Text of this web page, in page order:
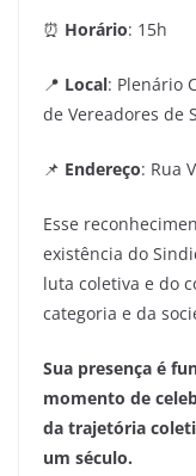
⏰ Horário: 15h
📍 Local: Plenário
de Vereadores de
📌 Endereço: Rua
Esse
existência do
luta coletiva e do
categoria e da
Sua presença é
momento de
da trajetória
um século.